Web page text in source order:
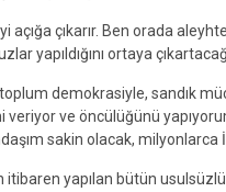
açığa çıkarır. Ben orada
yapıldığını ortaya
demokrasiyle, sandık
veriyor ve öncülüğünü
sakin olacak,
itibaren yapılan bütün